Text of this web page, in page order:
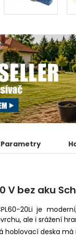
Parametry
V bez aku
20Li je
ale i srážení
hoblovací deska